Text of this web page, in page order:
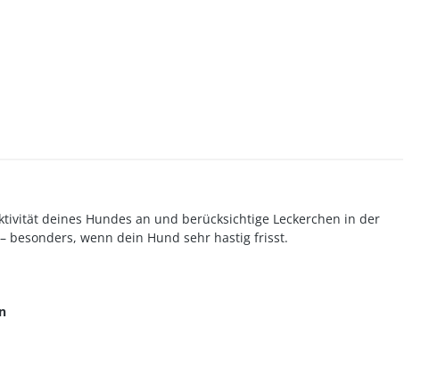
deines Hundes an und berücksichtige Leckerchen in der
besonders, wenn dein Hund sehr hastig frisst.